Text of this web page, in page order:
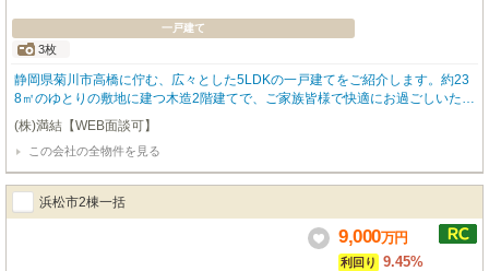
一戸建て
3枚
静岡県菊川市高橋に佇む、広々とした5LDKの一戸建てをご紹介します。約23
8㎡のゆとりの敷地に建つ木造2階建てで、ご家族皆様で快適にお過ごしいただ
ける空間が魅力です。お車は5台駐車可能なので、来客時も安心ですね。現在
リースバックにより賃貸中ですが、年間想定収入60万円、表面利回り15.0%
と、投資用としても大変魅力的な物件です。将来を見据えた資産形成をお考え
の方にもぴったりですよ。周辺には小笠南山郵便局（徒歩4分）をはじめ、コ
ンビニやスーパー、飲食店も徒歩圏内に揃っており、日々の暮らしに便利な環
境が整っています。幼保連携型認定こども園も徒歩11分と、子育て世代にも嬉
しい立地です。この機会に、未来への投資として、または将来の住まいとし
(株)満結【WEB面談可】
この会社の全物件を見る
浜松市2棟一括
9,000万円
利回り
9.45%